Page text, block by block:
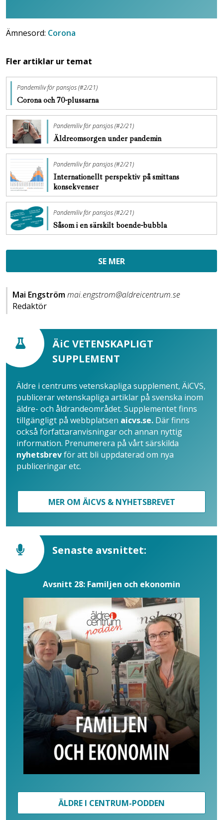
Ämnesord: Corona
Fler artiklar ur temat
Pandemiliv för pansjos (#2/21)
Corona och 70-plussarna
Pandemiliv för pansjos (#2/21)
Äldreomsorgen under pandemin
Pandemiliv för pansjos (#2/21)
Internationellt perspektiv på smittans
konsekvenser
Pandemiliv för pansjos (#2/21)
Såsom i en särskilt boende-bubbla
SE MER
Mai Engströmmai.engstrom@aldreicentrum.se
Redaktör
ÄiC VETENSKAPLIGT
SUPPLEMENT
Äldre i centrums vetenskapliga supplement, ÄiCVS,
publicerar vetenskapliga artiklar på svenska inom
äldre- och åldrandeområdet. Supplementet finns
tillgängligt på webbplatsen aicvs.se. Där finns
också författaranvisningar och annan nyttig
information. Prenumerera på vårt särskilda
nyhetsbrevför att bli uppdaterad om nya
publiceringar etc.
MER OM ÄICVS & NYHETSBREVET
Senaste avsnittet:
Avsnitt 28: Familjen och ekonomin
ÄLDRE I CENTRUM-PODDEN